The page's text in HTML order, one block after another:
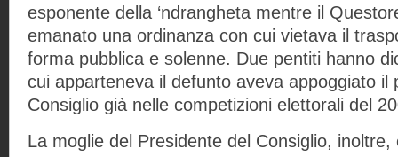
esponente della ‘ndrangheta mentre il
emanato una ordinanza con cui vietava il
forma pubblica e solenne. Due pentiti hanno
cui apparteneva il defunto aveva appoggiato il
Consiglio già nelle competizioni elettorali del
La moglie del Presidente del Consiglio,